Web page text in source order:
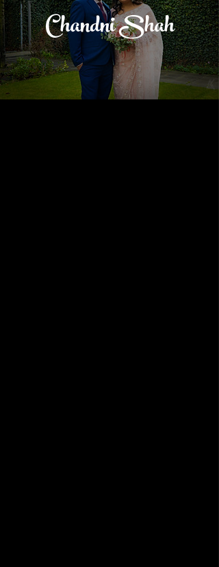
Chandni Shah